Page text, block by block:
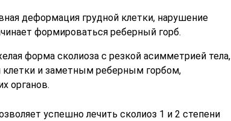
деформация грудной клетки, нарушение
формироваться реберный горб.
форма сколиоза с резкой асимметрией тела,
и заметным реберным горбом,
органов.
успешно лечить сколиоз 1 и 2 степени